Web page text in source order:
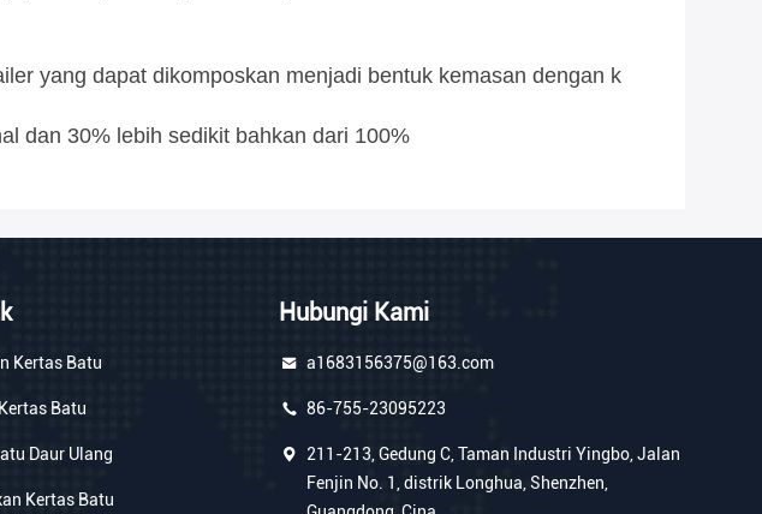
yang dapat dikomposkan menjadi bentuk kemasan dengan k
dan 30% lebih sedikit bahkan dari 100%
Kertas Batu
Batu
Daur Ulang
Kertas Batu
Hubungi Kami
a1683156375@163.com
86-755-23095223
211-213, Gedung C, Taman Industri Yingbo, Jalan
Fenjin No. 1, distrik Longhua, Shenzhen,